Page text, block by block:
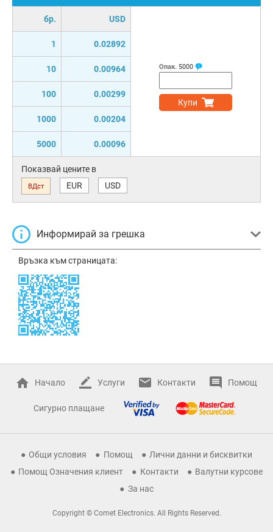
бр. USD
1 0.02892
10 0.00964
100 0.00299
1000 0.00204
5000 0.00096
Опак. 5000
Купи
Показвай цените в
ВДст EUR USD
Информирай за грешка
Връзка към страницата:
Начало Услуги Контакти Помощ
Сигурно плащане
Общи условия Помощ
Лични данни и бисквитки
Помощ Означения клиент
Контакти
Валутни курсове
За нас
Copyright © Comet Electronics. All Rights Reserved.